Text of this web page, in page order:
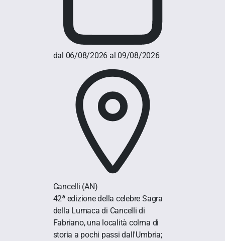
dal 06/08/2026 al 09/08/2026
Cancelli (AN)
42ª edizione della celebre Sagra
della Lumaca di Cancelli di
Fabriano, una località colma di
storia a pochi passi dall'Umbria;